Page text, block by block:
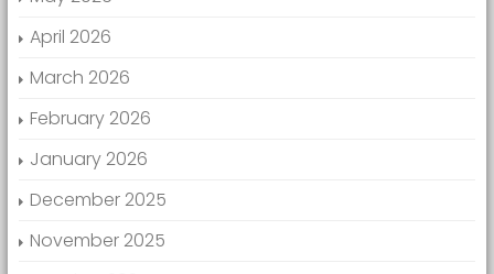
April 2026
March 2026
February 2026
January 2026
December 2025
November 2025